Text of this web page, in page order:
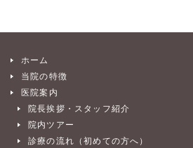
ホーム
当院の特徴
医院案内
院長挨拶・スタッフ紹介
院内ツアー
診療の流れ（初めての方へ）